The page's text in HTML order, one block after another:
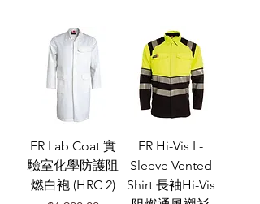
FR Lab Coat 實
驗室化學防護阻
燃白袍 (HRC 2)
FR Hi-Vis L-
Sleeve Vented
Shirt 長袖Hi-Vis